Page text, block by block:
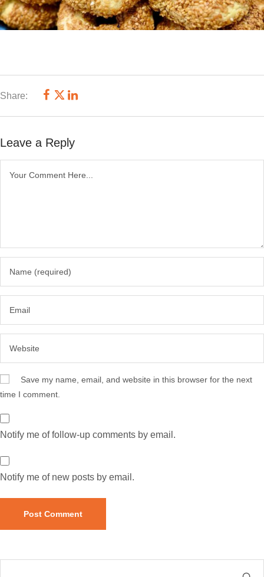
Share:
Leave a Reply
Save my name, email, and website in this browser for the next
time I comment.
Notify me of follow-up comments by email.
Notify me of new posts by email.